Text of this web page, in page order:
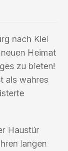
nach Kiel
Heimat
zu bieten!
als wahres
Haustür
langen